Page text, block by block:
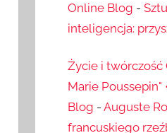
Online Blog -
inteligencja:
Życie i twórczość
Marie Poussepin"
Blog - Auguste
francuskiego